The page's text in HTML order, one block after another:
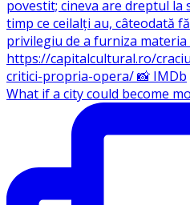
What if a city could become